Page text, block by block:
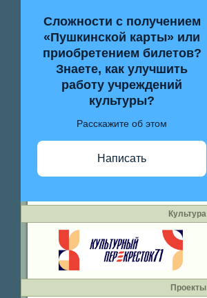
Сложности с получением
«Пушкинской карты» или
приобретением билетов?
Знаете, как улучшить
работу учреждений
культуры?
Расскажите об этом
Написать
Культура
Проекты